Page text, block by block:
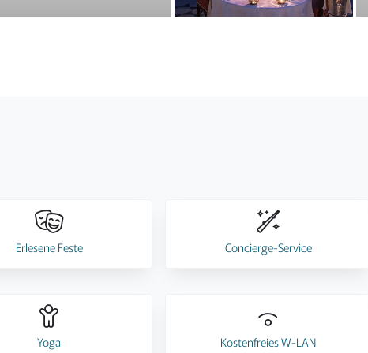
Erlesene Feste Concierge-Service
Yoga Kostenfreies W-LAN